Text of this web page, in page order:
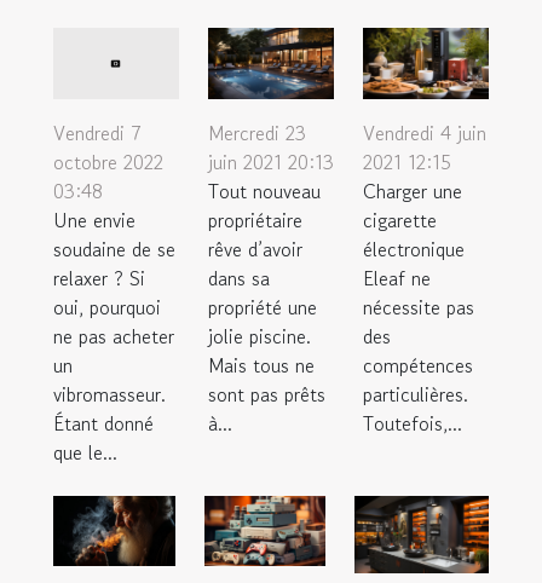
Vendredi 7
octobre 2022
03:48
Une envie
soudaine de se
relaxer ? Si
oui, pourquoi
ne pas acheter
un
vibromasseur.
Étant donné
que le...
Mercredi 23
juin 2021 20:13
Tout nouveau
propriétaire
rêve d’avoir
dans sa
propriété une
jolie piscine.
Mais tous ne
sont pas prêts
à...
Vendredi 4 juin
2021 12:15
Charger une
cigarette
électronique
Eleaf ne
nécessite pas
des
compétences
particulières.
Toutefois,...